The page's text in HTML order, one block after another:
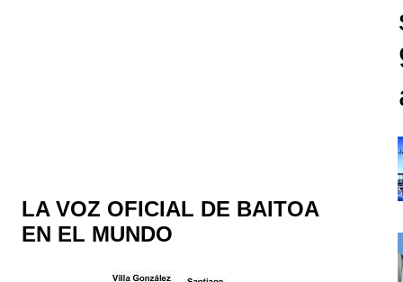
LA VOZ OFICIAL DE BAITOA
EN EL MUNDO